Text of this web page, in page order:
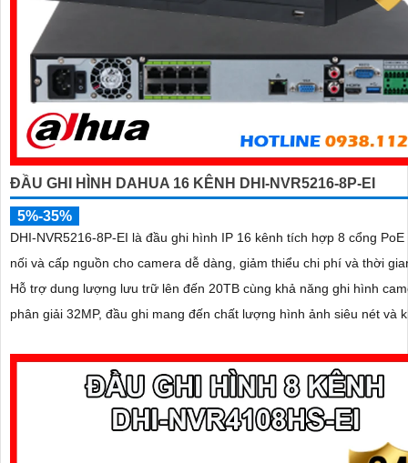
ĐẦU GHI HÌNH DAHUA 16 KÊNH DHI-NVR5216-8P-EI
5%-35%
DHI-NVR5216-8P-EI là đầu ghi hình IP 16 kênh tích hợp 8 cổng PoE
nối và cấp nguồn cho camera dễ dàng, giảm thiểu chi phí và thời
Hỗ trợ dung lượng lưu trữ lên đến 20TB cùng khả năng ghi hình
phân giải 32MP, đầu ghi mang đến chất lượng hình ảnh siêu nét và